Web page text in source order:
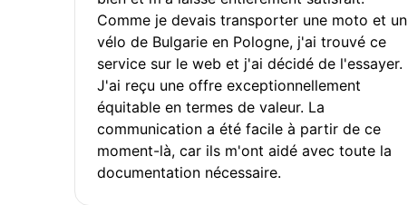
Comme je devais transporter une moto et un
vélo de Bulgarie en Pologne, j'ai trouvé ce
service sur le web et j'ai décidé de l'essayer.
J'ai reçu une offre exceptionnellement
équitable en termes de valeur. La
communication a été facile à partir de ce
moment-là, car ils m'ont aidé avec toute la
documentation nécessaire.